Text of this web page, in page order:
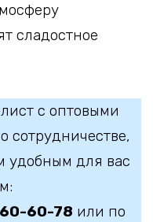
сладостное
с оптовыми
сотрудничестве,
удобным для вас
60-78 или по